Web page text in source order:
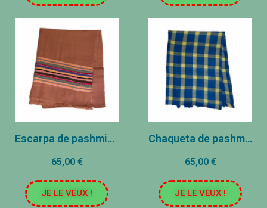
Escarpa de pashmina - Parma
65,00 €
JE LE VEUX !
Chaqueta de pashmina - azules y amarillos
65,00 €
JE LE VEUX !